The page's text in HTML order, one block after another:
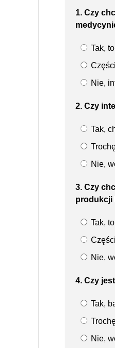
1. Czy
Tak,
Nie,
2. Czy
Tak,
Nie,
3. Czy
produkcji
Tak,
Nie,
4. Czy
Tak,
Nie,